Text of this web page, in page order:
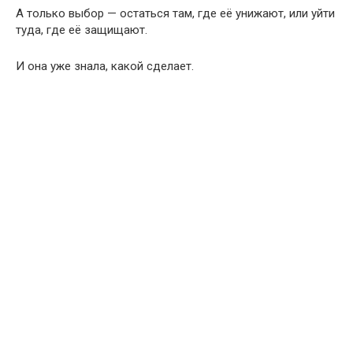
А только выбор — остаться там, где её унижают, или уйти
туда, где её защищают.
И она уже знала, какой сделает.